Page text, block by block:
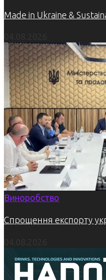
Made in Ukraine &
Виноробство
Спрощення експорту